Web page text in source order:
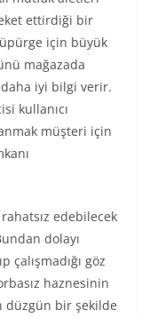
ettirdiği bir
için büyük
mağazada
daha iyi bilgi verir.
kullanıcı
müşteri için
edebilecek
dolayı
çalışmadığı göz
haznesinin
düzgün bir şekilde